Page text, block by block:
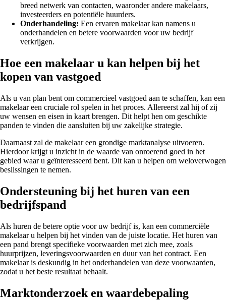
breed netwerk van contacten, waaronder andere makelaars,
investeerders en potentiële huurders.
Onderhandeling: Een ervaren makelaar kan namens u
onderhandelen en betere voorwaarden voor uw bedrijf
verkrijgen.
Hoe een makelaar u kan helpen bij het
kopen van vastgoed
Als u van plan bent om commercieel vastgoed aan te schaffen, kan een
makelaar een cruciale rol spelen in het proces. Allereerst zal hij of zij
uw wensen en eisen in kaart brengen. Dit helpt hen om geschikte
panden te vinden die aansluiten bij uw zakelijke strategie.
Daarnaast zal de makelaar een grondige marktanalyse uitvoeren.
Hierdoor krijgt u inzicht in de waarde van onroerend goed in het
gebied waar u geïnteresseerd bent. Dit kan u helpen om weloverwogen
beslissingen te nemen.
Ondersteuning bij het huren van een
bedrijfspand
Als huren de betere optie voor uw bedrijf is, kan een commerciële
makelaar u helpen bij het vinden van de juiste locatie. Het huren van
een pand brengt specifieke voorwaarden met zich mee, zoals
huurprijzen, leveringsvoorwaarden en duur van het contract. Een
makelaar is deskundig in het onderhandelen van deze voorwaarden,
zodat u het beste resultaat behaalt.
Marktonderzoek en waardebepaling